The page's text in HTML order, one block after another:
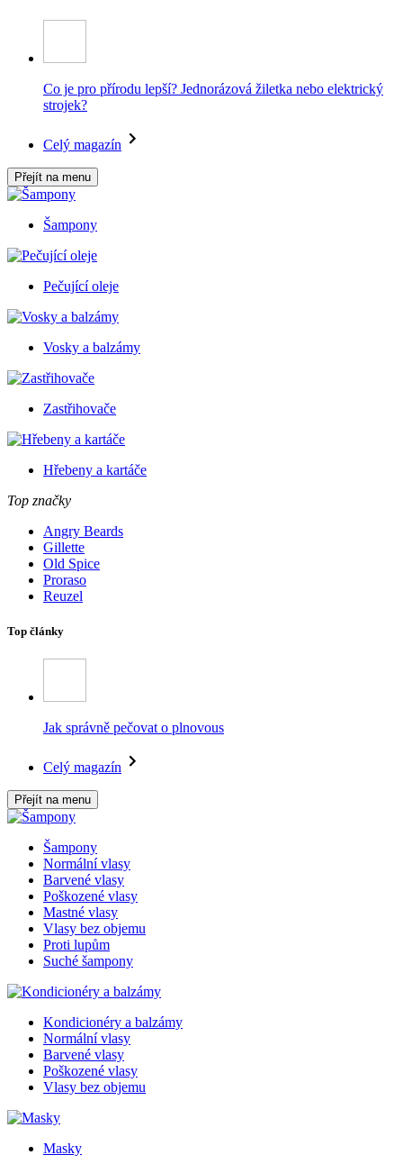
Co je pro přírodu lepší? Jednorázová žiletka nebo elektrický
strojek?
Celý magazín
Přejít na menu
Šampony
Pečující oleje
Vosky a balzámy
Zastřihovače
Hřebeny a kartáče
Top značky
Angry Beards
Gillette
Old Spice
Proraso
Reuzel
Top články
Jak správně pečovat o plnovous
Celý magazín
Přejít na menu
Šampony
Normální vlasy
Barvené vlasy
Poškozené vlasy
Mastné vlasy
Vlasy bez objemu
Proti lupům
Suché šampony
Kondicionéry a balzámy
Normální vlasy
Barvené vlasy
Poškozené vlasy
Vlasy bez objemu
Masky